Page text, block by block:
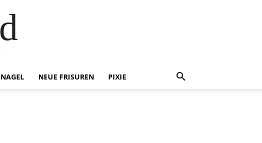
NAGEL NEUE FRISUREN PIXIE